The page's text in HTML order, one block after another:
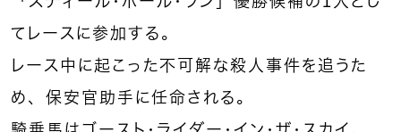
てレースに参加する。
レース中に起こった不可解な殺人事件を追うた
め、保安官助手に任命される。